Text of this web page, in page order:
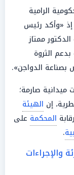
الرامية
إذ «وأكد رئيس
ممتاز
الثروة
بصناعة الدواجن».
ميدانية صارمة؛
إن الهيئة
المحكمة على
.
والإجراءات